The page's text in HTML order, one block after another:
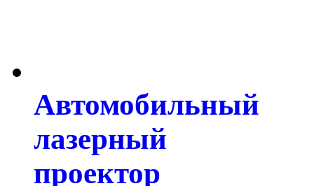
Автомобильный
лазерный
проектор